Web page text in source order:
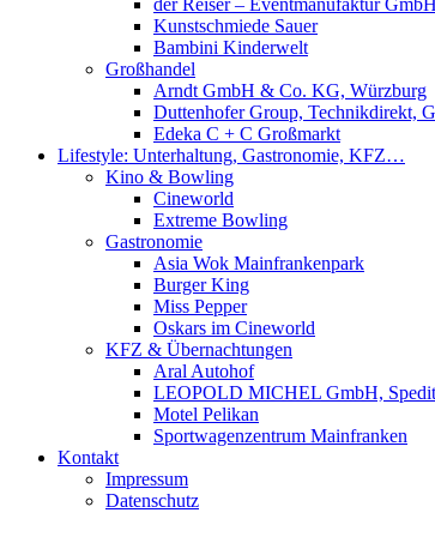
der Reiser – Eventmanufaktur
Kunstschmiede Sauer
Bambini Kinderwelt
Großhandel
Arndt GmbH & Co. KG, Würzburg
Duttenhofer Group, Technikdirekt,
Edeka C + C Großmarkt
Lifestyle: Unterhaltung, Gastronomie, KFZ…
Kino & Bowling
Cineworld
Extreme Bowling
Gastronomie
Asia Wok Mainfrankenpark
Burger King
Miss Pepper
Oskars im Cineworld
KFZ & Übernachtungen
Aral Autohof
LEOPOLD MICHEL GmbH,
Motel Pelikan
Sportwagenzentrum Mainfranken
Kontakt
Impressum
Datenschutz